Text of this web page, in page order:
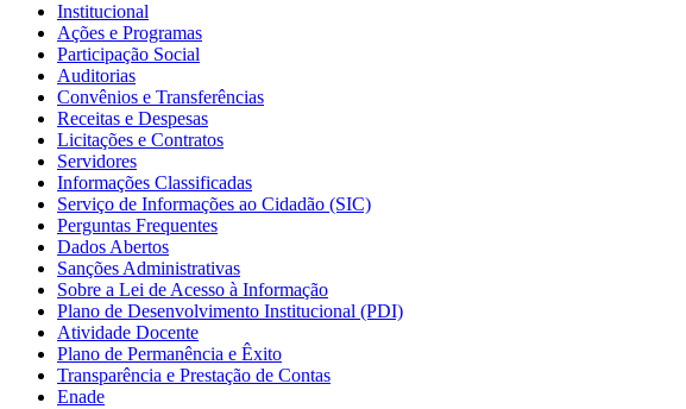
Institucional
Ações e Programas
Participação Social
Auditorias
Convênios e Transferências
Receitas e Despesas
Licitações e Contratos
Servidores
Informações Classificadas
Serviço de Informações ao Cidadão (SIC)
Perguntas Frequentes
Dados Abertos
Sanções Administrativas
Sobre a Lei de Acesso à Informação
Plano de Desenvolvimento Institucional (PDI)
Atividade Docente
Plano de Permanência e Êxito
Transparência e Prestação de Contas
Enade